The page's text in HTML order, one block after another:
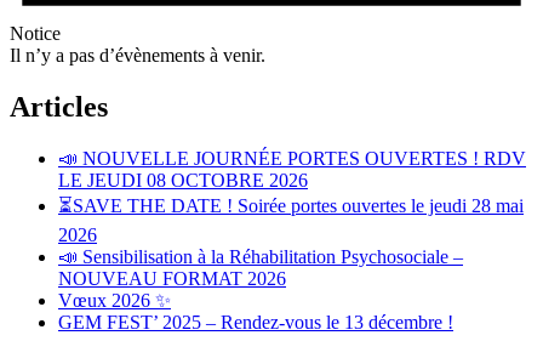
Notice
Il n’y a pas d’évènements à venir.
Articles
📣 NOUVELLE JOURNÉE PORTES OUVERTES ! RDV
LE JEUDI 08 OCTOBRE 2026
⏳SAVE THE DATE ! Soirée portes ouvertes le jeudi 28 mai
2026
📣 Sensibilisation à la Réhabilitation Psychosociale –
NOUVEAU FORMAT 2026
Vœux 2026 ✨
GEM FEST’ 2025 – Rendez-vous le 13 décembre !